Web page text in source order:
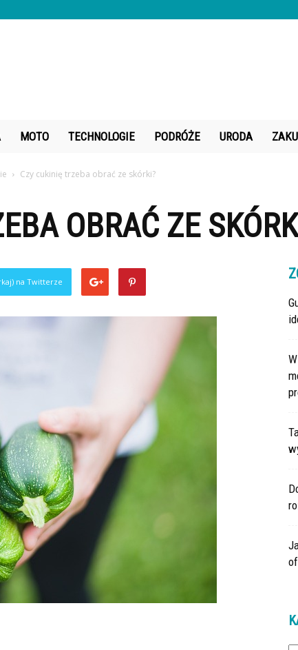
MOTO TECHNOLOGIE PODRÓŻE URODA
Czy cukinię trzeba obrać ze skórki?
OBRAĆ ZE
na Twitterze